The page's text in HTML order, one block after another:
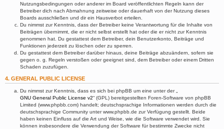
Nutzungsbedingungen oder anderer im Board veröffentlichten Regeln kann der
Betreiber dich nach Abmahnung zeitweise oder dauerhaft von der Nutzung dieses
Boards ausschließen und dir ein Hausverbot erteilen.
Du nimmst zur Kenntnis, dass der Betreiber keine Verantwortung für die Inhalte von
Beiträgen übernimmt, die er nicht selbst erstellt hat oder die er nicht zur Kenntnis
genommen hat. Du gestattest dem Betreiber, dein Benutzerkonto, Beiträge und
Funktionen jederzeit zu löschen oder zu sperren.
Du gestattest dem Betreiber darüber hinaus, deine Beiträge abzuändern, sofern sie
gegen o. g. Regeln verstoßen oder geeignet sind, dem Betreiber oder einem Dritten
Schaden zuzufügen.
4. GENERAL PUBLIC LICENSE
Du nimmst zur Kenntnis, dass es sich bei phpBB um eine unter der „
GNU General Public License v2“ (GPL) bereitgestellten Foren-Software von phpBB
Limited (www.phpbb.com) handelt; deutschsprachige Informationen werden durch die
deutschsprachige Community unter www.phpbb.de zur Verfügung gestellt. Beide
haben keinen Einfluss auf die Art und Weise, wie die Software verwendet wird. Sie
können insbesondere die Verwendung der Software für bestimmte Zwecke nicht